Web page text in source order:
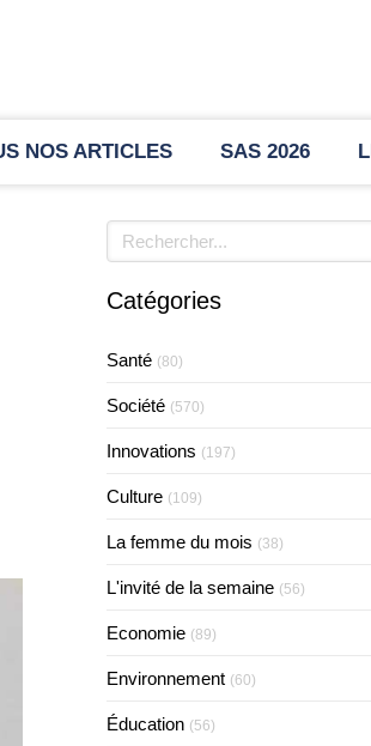
NOS ARTICLES SAS 2026
Rechercher
Catégories
Santé (80)
Société (570)
Innovations (197)
Culture (109)
La femme du mois (38)
L'invité de la semaine (56)
Economie (89)
Environnement (60)
Éducation (56)